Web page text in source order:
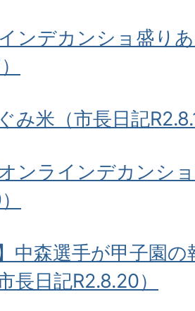
ンデカンショ盛り
み米（市長日記
ンラインデカンシ
】中森選手が甲子園
長日記R2.8.20）